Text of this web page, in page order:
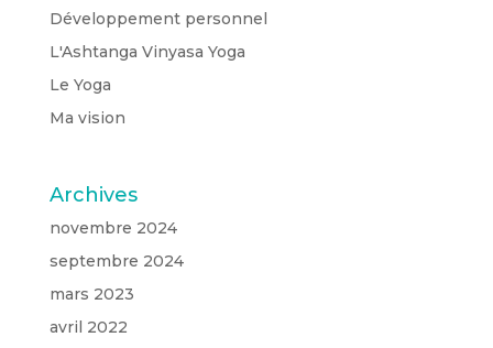
Développement personnel
L'Ashtanga Vinyasa Yoga
Le Yoga
Ma vision
Archives
novembre 2024
septembre 2024
mars 2023
avril 2022